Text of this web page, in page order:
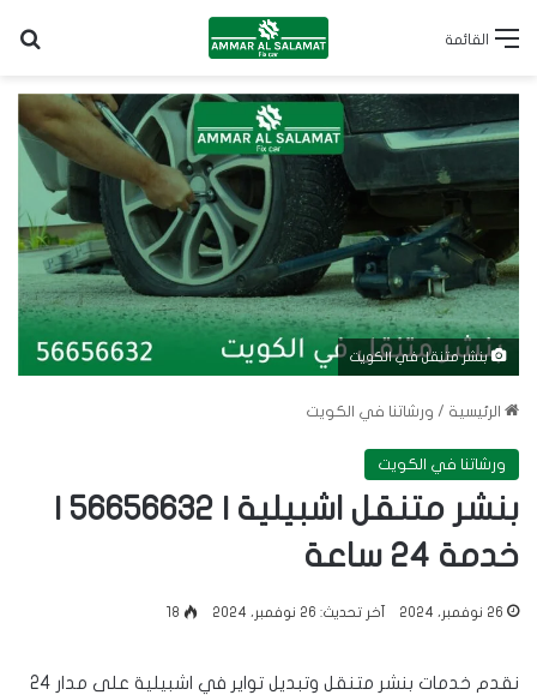
القائمة
بنشر متنقل في الكويت
الرئيسية / ورشاتنا في الكويت
ورشاتنا في الكويت
بنشر متنقل اشبيلية | 56656632 |
خدمة 24 ساعة
26 نوفمبر، 2024 آخر تحديث: 26 نوفمبر، 2024 18
نقدم خدمات بنشر متنقل وتبديل تواير في اشبيلية على مدار 24